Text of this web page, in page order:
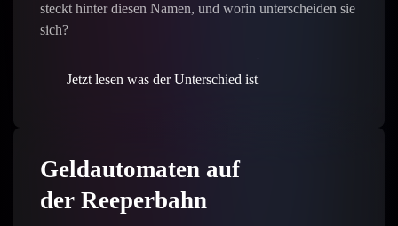
steckt hinter diesen Namen, und worin unterscheiden sie
sich?
Jetzt lesen was der Unterschied ist
Geldautomaten auf
der Reeperbahn